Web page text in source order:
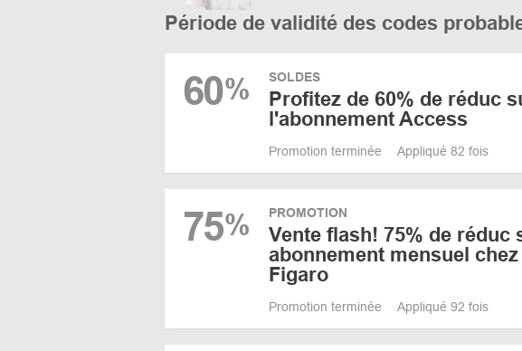
Période de validité des codes
60% SOLDES
Profitez de 60% de réduc
l'abonnement Access
Promotion terminée Appliqué 82 fois
75% PROMOTION
Vente flash! 75% de réduc
abonnement mensuel chez
Figaro
Promotion terminée Appliqué 92 fois